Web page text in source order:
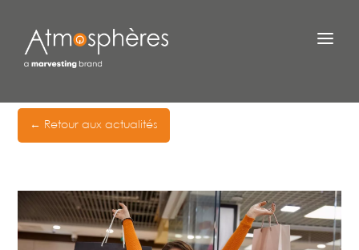
← Retour aux actualités